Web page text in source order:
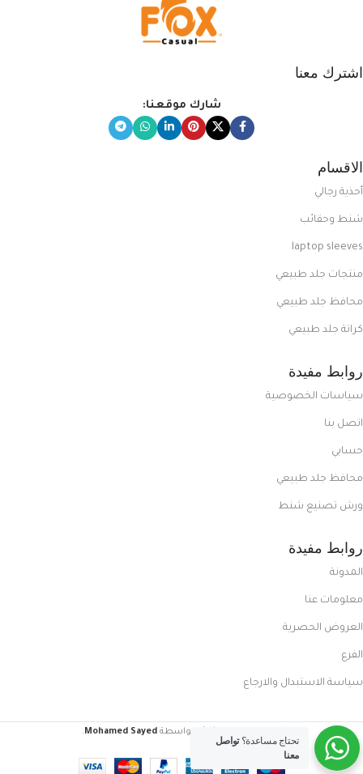
اشترك معنا
شارك موقعنا:
الاقسام
أحذية رجالي
شنط وحقائب
laptop sleeves
منتجات جلد طبيعي
محافظ جلد طبيعي
كراتة جلد طبيعي
روابط مفيدة
سياسات الخصوصية
اتصل بنا
حسابي
محافظ جلد طبيعي
ورش تصنيع شنط
روابط مفيدة
المدونة
معلومات عنا
العروض الحصرية
الفرع
سياسة الاستبدال والارجاع
تم إنشاؤه بواسطةMohamed Sayed
.
تحتاج مساعدة؟تواصل
معنا